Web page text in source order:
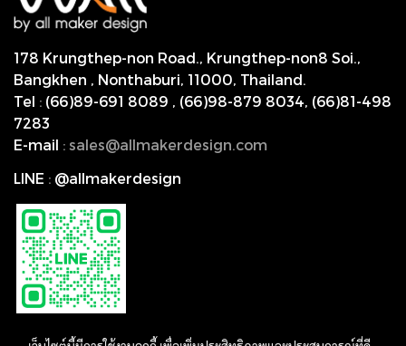
178 Krungthep-non Road., Krungthep-non8 Soi.,
Bangkhen , Nonthaburi, 11000, Thailand.
Tel : (66)89-691 8089 , (66)98-879 8034, (66)81-498
7283
E-mail : sales@allmakerdesign.com
LINE : @allmakerdesign